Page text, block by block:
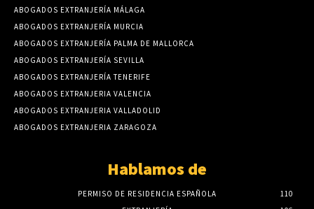
ABOGADOS EXTRANJERÍA MÁLAGA
ABOGADOS EXTRANJERÍA MURCIA
ABOGADOS EXTRANJERÍA PALMA DE MALLORCA
ABOGADOS EXTRANJERÍA SEVILLA
ABOGADOS EXTRANJERÍA TENERIFE
ABOGADOS EXTRANJERIA VALENCIA
ABOGADOS EXTRANJERIA VALLADOLID
ABOGADOS EXTRANJERIA ZARAGOZA
Hablamos de
PERMISO DE RESIDENCIA ESPAÑOLA
110